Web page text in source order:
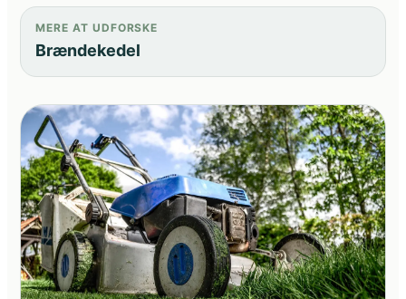
MERE AT UDFORSKE
Brændekedel